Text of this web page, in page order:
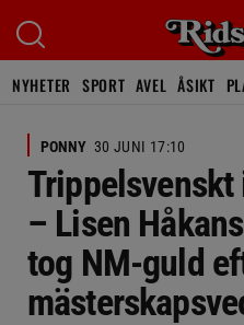
NYHETER SPORT AVEL ÅSIKT
PONNY 30 JUNI 17:10
– Lisen
tog NM-guld